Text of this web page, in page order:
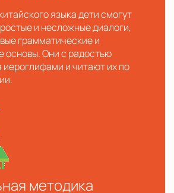
языка дети смогут
и несложные диалоги,
грамматические и
основы. Они с радостью
иероглифами и читают их по
методика